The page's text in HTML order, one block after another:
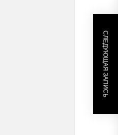
СЛЕДУЮЩАЯ ЗАПИСЬ